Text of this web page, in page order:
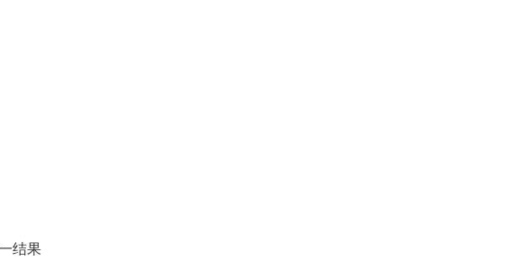
结果